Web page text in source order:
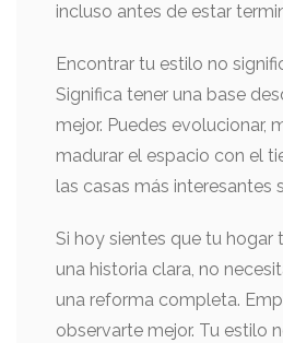
incluso antes de estar
Encontrar tu estilo no
Significa tener una base
mejor. Puedes evolucionar,
madurar el espacio con el
las casas más interesantes
Si hoy sientes que tu hogar
una historia clara, no
una reforma completa.
observarte mejor. Tu estilo